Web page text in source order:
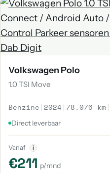
Volkswagen Polo
1.0 TSI Move
Benzine | 2024 | 78.076 km |
Direct leverbaar
Vanaf i
€211 p/mnd